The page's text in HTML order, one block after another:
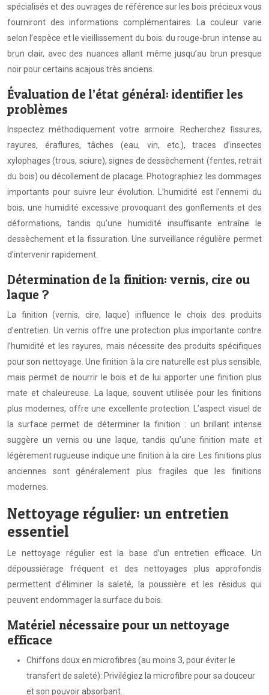
spécialisés et des ouvrages de référence sur les bois précieux vous
fourniront des informations complémentaires. La couleur varie
selon l’espèce et le vieillissement du bois: du rouge-brun intense au
brun clair, avec des nuances allant même jusqu’au brun presque
noir pour certains acajous très anciens.
Évaluation de l’état général: identifier les
problèmes
Inspectez méthodiquement votre armoire. Recherchez fissures,
rayures, éraflures, tâches (eau, vin, etc.), traces d’insectes
xylophages (trous, sciure), signes de dessèchement (fentes, retrait
du bois) ou décollement de placage. Photographiez les dommages
importants pour suivre leur évolution. L’humidité est l’ennemi du
bois, une humidité excessive provoquant des gonflements et des
déformations, tandis qu’une humidité insuffisante entraîne le
dessèchement et la fissuration. Une surveillance régulière permet
d’intervenir rapidement.
Détermination de la finition: vernis, cire ou
laque ?
La finition (vernis, cire, laque) influence le choix des produits
d’entretien. Un vernis offre une protection plus importante contre
l’humidité et les rayures, mais nécessite des produits spécifiques
pour son nettoyage. Une finition à la cire naturelle est plus sensible,
mais permet de nourrir le bois et de lui apporter une finition plus
mate et chaleureuse. La laque, souvent utilisée pour les finitions
plus modernes, offre une excellente protection. L’aspect visuel de
la surface permet de déterminer la finition : un brillant intense
suggère un vernis ou une laque, tandis qu’une finition mate et
légèrement rugueuse indique une finition à la cire. Les finitions plus
anciennes sont généralement plus fragiles que les finitions
modernes.
Nettoyage régulier: un entretien
essentiel
Le nettoyage régulier est la base d’un entretien efficace. Un
dépoussiérage fréquent et des nettoyages plus approfondis
permettent d’éliminer la saleté, la poussière et les résidus qui
peuvent endommager la surface du bois.
Matériel nécessaire pour un nettoyage
efficace
Chiffons doux en microfibres (au moins 3, pour éviter le
transfert de saleté): Privilégiez la microfibre pour sa douceur
et son pouvoir absorbant.